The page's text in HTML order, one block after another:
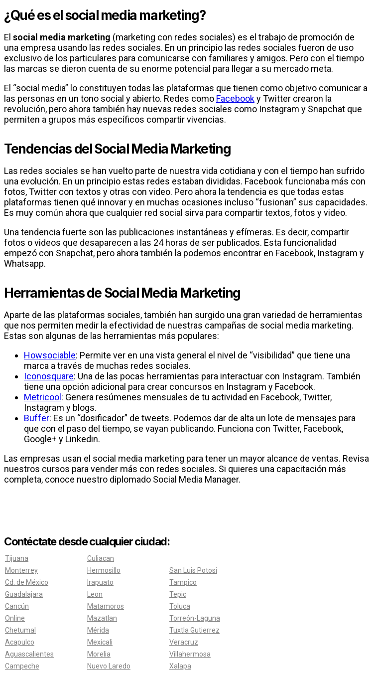
¿Qué es el social media marketing?
El social media marketing (marketing con redes sociales) es el trabajo de promoción de
una empresa usando las redes sociales. En un principio las redes sociales fueron de uso
exclusivo de los particulares para comunicarse con familiares y amigos. Pero con el tiempo
las marcas se dieron cuenta de su enorme potencial para llegar a su mercado meta.
El “social media” lo constituyen todas las plataformas que tienen como objetivo comunicar a
las personas en un tono social y abierto. Redes como Facebooky Twitter crearon la
revolución, pero ahora también hay nuevas redes sociales como Instagram y Snapchat que
permiten a grupos más específicos compartir vivencias.
Tendencias del Social Media Marketing
Las redes sociales se han vuelto parte de nuestra vida cotidiana y con el tiempo han sufrido
una evolución. En un principio estas redes estaban divididas. Facebook funcionaba más con
fotos, Twitter con textos y otras con video. Pero ahora la tendencia es que todas estas
plataformas tienen qué innovar y en muchas ocasiones incluso “fusionan” sus capacidades.
Es muy común ahora que cualquier red social sirva para compartir textos, fotos y video.
Una tendencia fuerte son las publicaciones instantáneas y efímeras. Es decir, compartir
fotos o videos que desaparecen a las 24 horas de ser publicados. Esta funcionalidad
empezó con Snapchat, pero ahora también la podemos encontrar en Facebook, Instagram y
Whatsapp.
Herramientas de Social Media Marketing
Aparte de las plataformas sociales, también han surgido una gran variedad de herramientas
que nos permiten medir la efectividad de nuestras campañas de social media marketing.
Estas son algunas de las herramientas más populares:
Howsociable: Permite ver en una vista general el nivel de “visibilidad” que tiene una
marca a través de muchas redes sociales.
Iconosquare: Una de las pocas herramientas para interactuar con Instagram. También
tiene una opción adicional para crear concursos en Instagram y Facebook.
Metricool: Genera resúmenes mensuales de tu actividad en Facebook, Twitter,
Instagram y blogs.
Buffer: Es un “dosificador” de tweets. Podemos dar de alta un lote de mensajes para
que con el paso del tiempo, se vayan publicando. Funciona con Twitter, Facebook,
Google+ y Linkedin.
Las empresas usan el social media marketing para tener un mayor alcance de ventas. Revisa
nuestros cursos para vender más con redes sociales. Si quieres una capacitación más
completa, conoce nuestro diplomado Social Media Manager.
Contéctate desde cualquier ciudad:
Tijuana
Monterrey
Cd. de México
Guadalajara
Cancún
Online
Chetumal
Acapulco
Aguascalientes
Campeche
Culiacan
Hermosillo
Irapuato
Leon
Matamoros
Mazatlan
Mérida
Mexicali
Morelia
Nuevo Laredo
San Luis Potosi
Tampico
Tepic
Toluca
Torreón-Laguna
Tuxtla Gutierrez
Veracruz
Villahermosa
Xalapa